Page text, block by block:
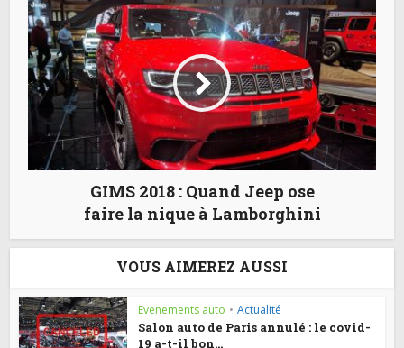
GIMS 2018 : Quand Jeep ose
faire la nique à Lamborghini
VOUS AIMEREZ AUSSI
Evenements auto • Actualité
Salon auto de Paris annulé : le covid-
19 a-t-il bon...